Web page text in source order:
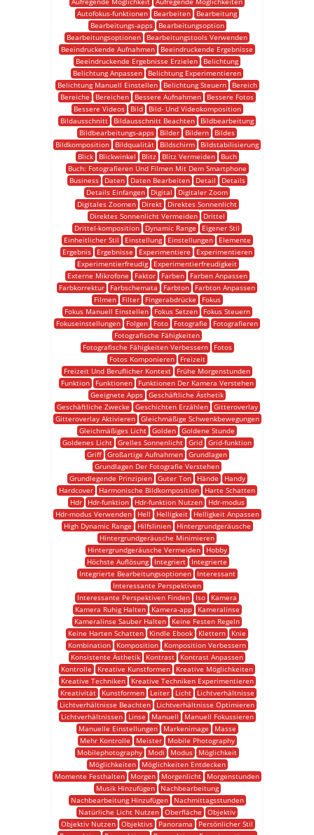
Autofokus-funktionen
Bearbeiten
Bearbeitung
Bearbeitungs-apps
Bearbeitungsoption
Bearbeitungsoptionen
Bearbeitungstools Verwenden
Beeindruckende Aufnahmen
Beeindruckende Ergebnisse
Beeindruckende Ergebnisse Erzielen
Belichtung
Belichtung Anpassen
Belichtung Experimentieren
Belichtung Manuell Einstellen
Belichtung Steuern
Bereich
Bereiche
Bereichen Bessere Aufnahmen
Bessere Fotos
Bessere Videos
Bild
Bild- Und Videokomposition
Bildausschnitt
Bildausschnitt Beachten
Bildbearbeitung
Bildbearbeitungs-apps
Bilder Bildern
Bildes
Bildkomposition
Bildqualität Bildschirm
Bildstabilisierung
Blick
Blickwinkel Blitz Blitz Vermeiden
Buch
Buch: Fotografieren Und Filmen Mit Dem Smartphone
Business
Daten Daten Bearbeiten Detail
Details
Details Einfangen
Digital
Digitaler Zoom
Digitales Zoomen
Direkt
Direktes Sonnenlicht
Direktes Sonnenlicht Vermeiden
Drittel
Drittel-komposition
Dynamic Range
Eigener Stil
Einheitlicher Stil
Einstellung Einstellungen
Elemente
Ergebnis
Ergebnisse Experimentiere
Experimentieren
Experimentierfreudig
Experimentierfreudigkeit
Externe Mikrofone
Faktor Farben
Farben Anpassen
Farbkorrektur
Farbschemata Farbton
Farbton Anpassen
Filmen
Filter Fingerabdrücke
Fokus
Fokus Manuell Einstellen
Fokus Setzen
Fokus Steuern
Fokuseinstellungen
Folgen Foto Fotografie
Fotografieren
Fotografische Fähigkeiten
Fotografische Fähigkeiten Verbessern
Fotos
Fotos Komponieren
Freizeit
Freizeit Und Beruflicher Kontext
Frühe Morgenstunden
Funktion
Funktionen
Funktionen Der Kamera Verstehen
Geeignete Apps Geschäftliche Ästhetik
Geschäftliche Zwecke
Geschichten Erzählen
Gitteroverlay
Gitteroverlay Aktivieren
Gleichmäßige Schwenkbewegungen
Gleichmäßiges Licht Golden Goldene Stunde
Goldenes Licht Grelles Sonnenlicht Grid Grid-funktion
Griff Großartige Aufnahmen Grundlagen
Grundlagen Der Fotografie Verstehen
Grundlegende Prinzipien
Guter Ton Hände
Handy
Hardcover
Harmonische Bildkomposition
Harte Schatten
Hdr
Hdr-funktion Hdr-funktion Nutzen
Hdr-modus
Hdr-modus Verwenden
Hell Helligkeit
Helligkeit Anpassen
High Dynamic Range
Hilfslinien
Hintergrundgeräusche
Hintergrundgeräusche Minimieren
Hintergrundgeräusche Vermeiden
Hobby
Höchste Auflösung
Integriert
Integrierte
Integrierte Bearbeitungsoptionen
Interessant
Interessante Perspektiven
Interessante Perspektiven Finden
Iso
Kamera
Kamera Ruhig Halten
Kamera-app
Kameralinse
Kameralinse Sauber Halten
Keine Festen Regeln
Keine Harten Schatten
Kindle Ebook Klettern
Knie
Kombination
Komposition
Komposition Verbessern
Konsistente Ästhetik
Kontrast
Kontrast Anpassen
Kontrolle
Kreative Kunstformen
Kreative Möglichkeiten
Kreative Techniken
Kreative Techniken Experimentieren
Kreativität
Kunstformen Leiter Licht
Lichtverhältnisse
Lichtverhältnisse Beachten
Lichtverhältnisse Optimieren
Lichtverhältnissen
Linse Manuell
Manuell Fokussieren
Manuelle Einstellungen
Markenimage
Masse
Mehr Kontrolle
Meister
Mobile Photography
Mobilephotography
Modi Modus
Möglichkeit
Möglichkeiten
Möglichkeiten Entdecken
Momente Festhalten
Morgen Morgenlicht
Morgenstunden
Musik Hinzufügen
Nachbearbeitung
Nachbearbeitung Hinzufügen
Nachmittagsstunden
Natürliche Licht Nutzen Oberfläche
Objektiv
Objektiv Nutzen Objektivs Panorama
Persönlicher Stil